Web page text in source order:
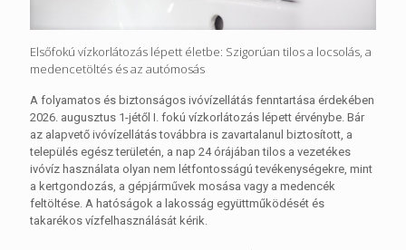
Elsőfokú vízkorlátozás lépett életbe: Szigorúan tilos a locsolás, a
medencetöltés és az autómosás
A folyamatos és biztonságos ivóvízellátás fenntartása érdekében
2026. augusztus 1-jétől I. fokú vízkorlátozás lépett érvénybe. Bár
az alapvető ivóvízellátás továbbra is zavartalanul biztosított, a
település egész területén, a nap 24 órájában tilos a vezetékes
ivóvíz használata olyan nem létfontosságú tevékenységekre, mint
a kertgondozás, a gépjárművek mosása vagy a medencék
feltöltése. A hatóságok a lakosság együttműködését és
takarékos vízfelhasználását kérik.